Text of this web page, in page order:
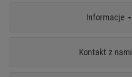
Informacje
Kontakt z nami